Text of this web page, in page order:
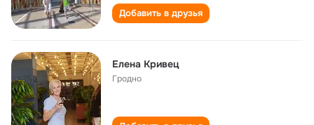
Добавить в друзья
Елена Кривец
Гродно